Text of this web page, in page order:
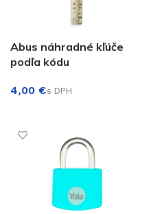
Abus náhradné kľúče
podľa kódu
€
€